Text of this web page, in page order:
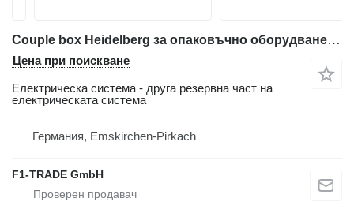
Couple box Heidelberg за опаковъчно оборудване Heidelberg TH-TF-TH
Цена при поискване
Електрическа система - друга резервна част на
електрическата система
Германия, Emskirchen-Pirkach
F1-TRADE GmbH